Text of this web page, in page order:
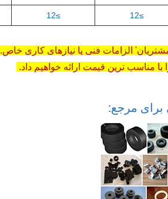
≥12
≥12
الزامات فنی یا نیازهای کاری خاص.
با مناسب ترین قیمت ارائه خواهیم داد.
برای مرجع: